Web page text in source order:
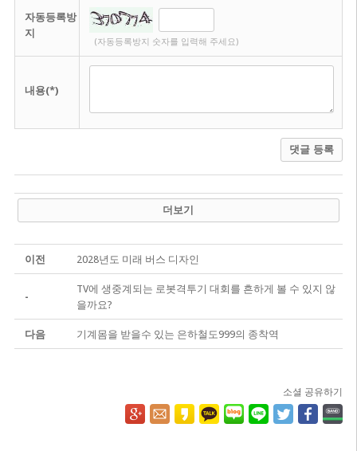
자동등록방
지
(자동등록방지 숫자를 입력해 주세요)
내용(*)
댓글 등록
더보기
이전 2028년도 미래 버스 디자인
-
TV에 생중계되는 로봇격투기 대회를 흔하게 볼 수 있지 않
을까요?
다음 기계몸을 받을수 있는 은하철도999의 종착역
소셜 공유하기